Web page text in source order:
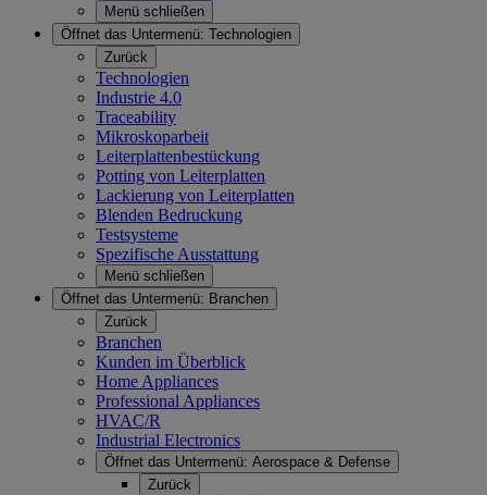
Menü schließen
Öffnet das Untermenü: Technologien
Zurück
Technologien
Industrie 4.0
Traceability
Mikroskoparbeit
Leiterplattenbestückung
Potting von Leiterplatten
Lackierung von Leiterplatten
Blenden Bedruckung
Testsysteme
Spezifische Ausstattung
Menü schließen
Öffnet das Untermenü: Branchen
Zurück
Branchen
Kunden im Überblick
Home Appliances
Professional Appliances
HVAC/R
Industrial Electronics
Öffnet das Untermenü: Aerospace & Defense
Zurück